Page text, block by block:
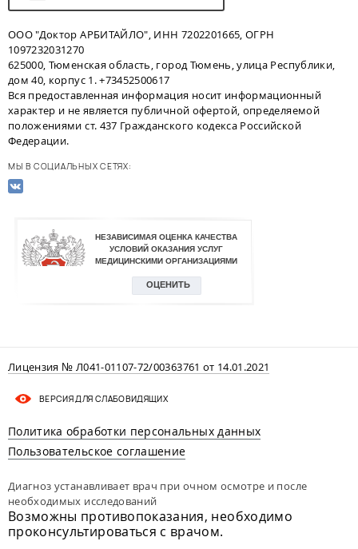
ООО "Доктор АРБИТАЙЛО", ИНН 7202201665, ОГРН
1097232031270
625000, Тюменская область, город Тюмень, улица Республики,
дом 40, корпус 1. +73452500617
Вся предоставленная информация носит информационный
характер и не является публичной офертой, определяемой
положениями ст. 437 Гражданского кодекса Российской
Федерации.
МЫ В СОЦИАЛЬНЫХ СЕТЯХ:
Лицензия № Л041-01107-72/00363761 от 14.01.2021
ВЕРСИЯ ДЛЯ СЛАБОВИДЯЩИХ
Политика обработки персональных данных
Пользовательское соглашение
Диагноз устанавливает врач при очном осмотре и после
необходимых исследований
Возможны противопоказания, необходимо
проконсультироваться с врачом.